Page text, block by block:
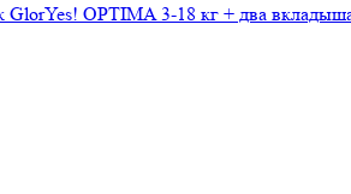
GlorYes! OPTIMA 3-18 кг + два